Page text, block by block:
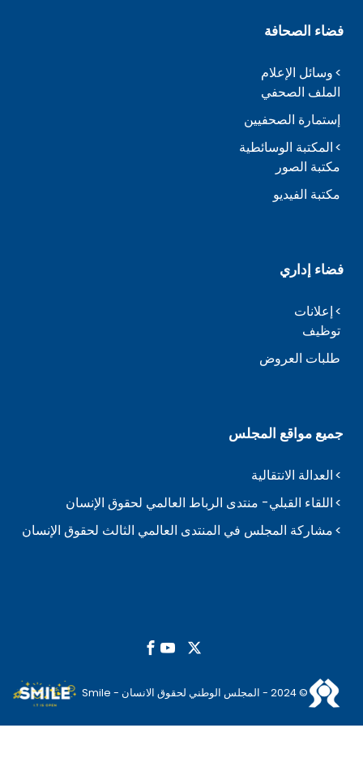
فضاء الصحافة
وسائل الإعلام
الملف الصحفي
إستمارة الصحفيين
المكتبة الوسائطية
مكتبة الصور
مكتبة الفيديو
فضاء إداري
إعلانات
توظيف
طلبات العروض
جميع مواقع المجلس
العدالة الانتقالية
اللقاء القبلي- منتدى الرباط العالمي لحقوق الإنسان
مشاركة المجلس في المنتدى العالمي الثالث لحقوق الإنسان
© 2024 - المجلس الوطني لحقوق الانسان - Smile